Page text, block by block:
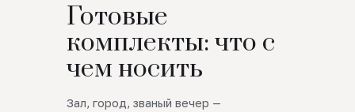
Готовые
комплекты: что с
чем носить
Зал, город, званый вечер —